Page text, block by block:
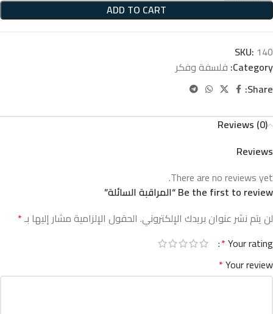
ADD TO CART
SKU: 140
Category: فلسفة وفكر
Share:
Reviews (0)
Reviews
There are no reviews yet.
Be the first to review “المراقبة السائلة”
لن يتم نشر عنوان بريدك الإلكتروني. الحقول الإلزامية مشار إليها بـ*
Your rating
*
Your review
*